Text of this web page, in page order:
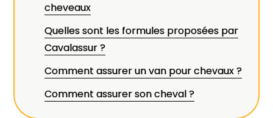
cheveaux
Quelles sont les formules proposées par
Cavalassur ?
Comment assurer un van pour chevaux ?
Comment assurer son cheval ?